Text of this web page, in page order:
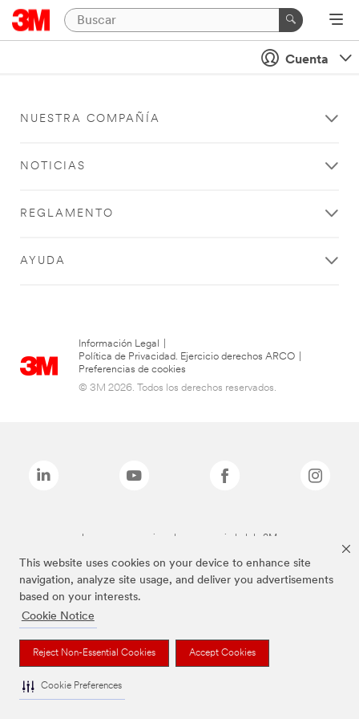
This website uses cookies on your device to enhance site
navigation, analyze site usage, and deliver you advertisements
based on your interests.
Cookie Notice
Reject Non-Essential Cookies Accept Cookies
Cookie Preferences
Cuenta
NUESTRA COMPAÑÍA
NOTICIAS
REGLAMENTO
AYUDA
Información Legal
Política de Privacidad. Ejercicio derechos ARCO
Preferencias de cookies
© 3M 2026. Todos los derechos reservados.
Las marcas mencionadas son propiedad de 3M